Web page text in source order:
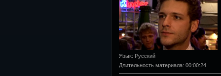
Язык: Русский
Длительность материала: 00:00:24